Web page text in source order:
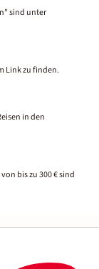
sind unter
Link zu finden.
in den
bis zu 300 € sind